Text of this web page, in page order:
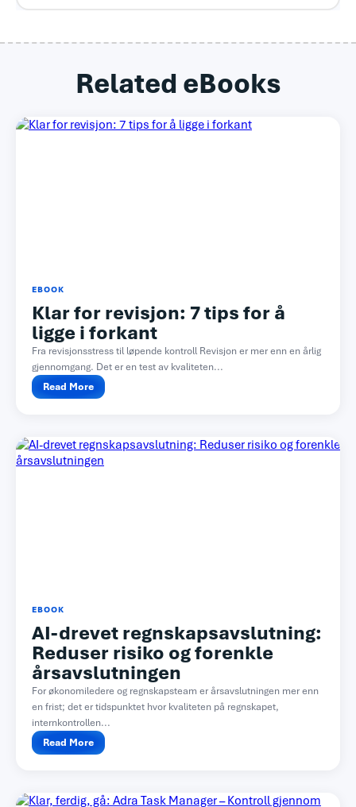
Related eBooks
EBOOK
Klar for revisjon: 7 tips for å
ligge i forkant
Fra revisjonsstress til løpende kontroll Revisjon er mer enn en årlig
gjennomgang. Det er en test av kvaliteten...
Read More
EBOOK
AI-drevet regnskapsavslutning:
Reduser risiko og forenkle
årsavslutningen
For økonomiledere og regnskapsteam er årsavslutningen mer enn
en frist; det er tidspunktet hvor kvaliteten på regnskapet,
internkontrollen...
Read More